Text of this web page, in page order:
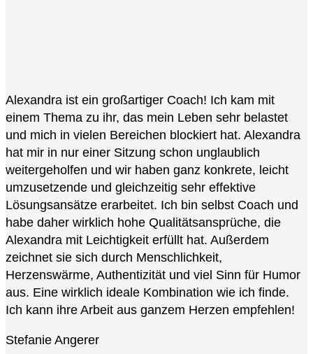
Alexandra ist ein großartiger Coach! Ich kam mit
einem Thema zu ihr, das mein Leben sehr belastet
und mich in vielen Bereichen blockiert hat. Alexandra
hat mir in nur einer Sitzung schon unglaublich
weitergeholfen und wir haben ganz konkrete, leicht
umzusetzende und gleichzeitig sehr effektive
Lösungsansätze erarbeitet. Ich bin selbst Coach und
habe daher wirklich hohe Qualitätsansprüche, die
Alexandra mit Leichtigkeit erfüllt hat. Außerdem
zeichnet sie sich durch Menschlichkeit,
Herzenswärme, Authentizität und viel Sinn für Humor
aus. Eine wirklich ideale Kombination wie ich finde.
Ich kann ihre Arbeit aus ganzem Herzen empfehlen!
Stefanie Angerer